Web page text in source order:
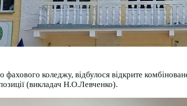
коледжу, відбулося відкрите
(викладач Н.О.Левченко).